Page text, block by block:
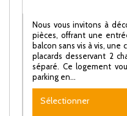
Nous vous invitons à
pièces, offrant une
balcon sans vis à vis, une
placards desservant 2
séparé. Ce logement
parking en...
Sélectionner